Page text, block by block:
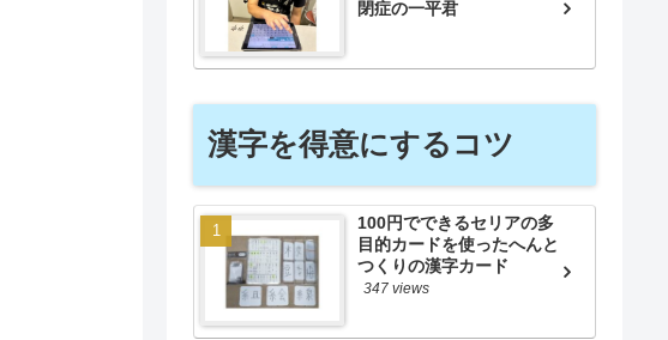
閉症の一平君
漢字を得意にするコツ
100円でできるセリアの多
目的カードを使ったへんと
つくりの漢字カード
347 views